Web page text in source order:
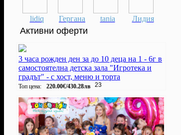
lidiq Гергана tania Лидия
Активни оферти
3 часа рожден ден за до 10 деца на 1 - 6г в
самостоятелна детска зала "Игротека и
градът" - с хост, меню и торта
Топ цена: 220.00€/430.28лв 23